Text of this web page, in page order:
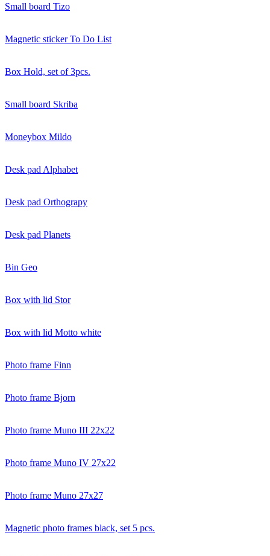
Small board Tizo
Magnetic sticker To Do List
Box Hold, set of 3pcs.
Small board Skriba
Moneybox Mildo
Desk pad Alphabet
Desk pad Orthograpy
Desk pad Planets
Bin Geo
Box with lid Stor
Box with lid Motto white
Photo frame Finn
Photo frame Bjorn
Photo frame Muno III 22x22
Photo frame Muno IV 27x22
Photo frame Muno 27x27
Magnetic photo frames black, set 5 pcs.